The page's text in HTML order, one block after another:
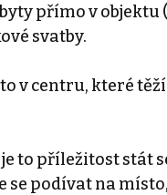
přímo v objektu
svatby.
v centru, které
to příležitost stát
podívat na